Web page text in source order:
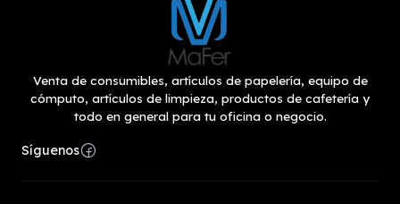
Venta de consumibles, artículos de papelería, equipo de
cómputo, artículos de limpieza, productos de cafetería y
todo en general para tu oficina o negocio.
Síguenos